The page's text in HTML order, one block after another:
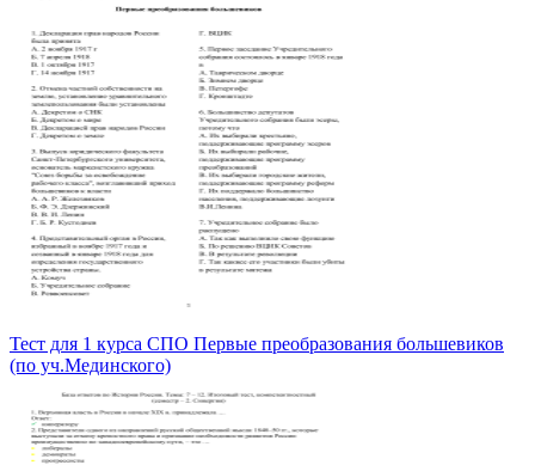
Тест для 1 курса СПО Первые преобразования большевиков
(по уч.Мединского)